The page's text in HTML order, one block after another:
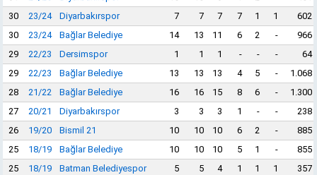
30
23/24 Diyarbakırspor 7 7 7 7 1 1
602
30
23/24 Bağlar Belediye 14 13 11 6 2 -
966
29
22/23 Dersimspor 1 1 1 - - -
64
29
22/23 Bağlar Belediye 13 13 13 4 5 -
1.068
28
21/22 Bağlar Belediye 16 16 15 8 6 -
1.300
27
20/21 Diyarbakırspor 3 3 3 1 - -
238
26
19/20 Bismil 21 10 10 10 6 2 -
885
25
18/19 Bağlar Belediye 10 10 10 5 1 -
855
25
18/19 Batman Belediyespor 5 5 4 1 1 1
357